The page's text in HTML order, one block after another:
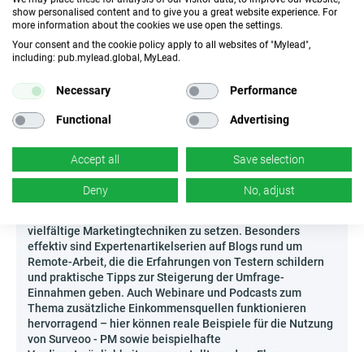
können Partner auf dedizierte Schulungsmaterialien und
schnellen Support bei ungewöhnlichen Fragen oder
Herausforderungen zählen. Das ist deine Chance, in den
wachsenden Trend der Monetarisierung von Engagement
Teilen ihrer Meinung Geld zu verdienen!
Wie kann man Surveoo - PM effektiv bewerben?
Zugriffs auf Umfragetools ist die Bewerbung einer
Plattform wie Surveoo - PM der ideale Weg, um Menschen
zu erreichen, die nach schnellen, flexiblen
Verdienstmöglichkeiten suchen. Um das volle Potenzial
vielfältige Marketingtechniken zu setzen. Besonders
effektiv sind Expertenartikelserien auf Blogs rund um
Remote-Arbeit, die die Erfahrungen von Testern schildern
und praktische Tipps zur Steigerung der Umfrage-
Einnahmen geben. Auch Webinare und Podcasts zum
Thema zusätzliche Einkommensquellen funktionieren
hervorragend – hier können reale Beispiele für die Nutzung
von Surveoo - PM sowie beispielhafte
show personalised content and to give you a great website experience. For
more information about the cookies we use open the settings.
Your consent and the cookie policy apply to all websites of "Mylead",
including: pub.mylead.global, MyLead.
Necessary Performance
Functional Advertising
Accept all Save selection
Deny No, adjust